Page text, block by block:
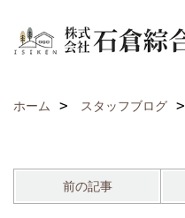
ホーム スタッフブログ
前の記事